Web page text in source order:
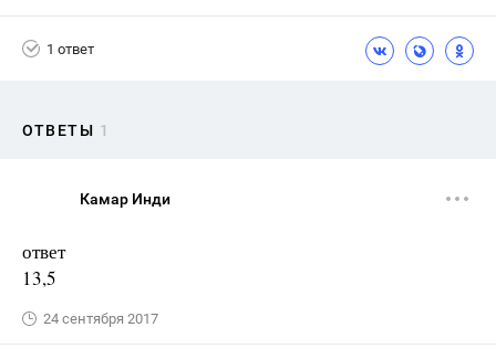
1 ответ
ОТВЕТЫ 1
Камар Инди
ответ
13,5
24 сентября 2017